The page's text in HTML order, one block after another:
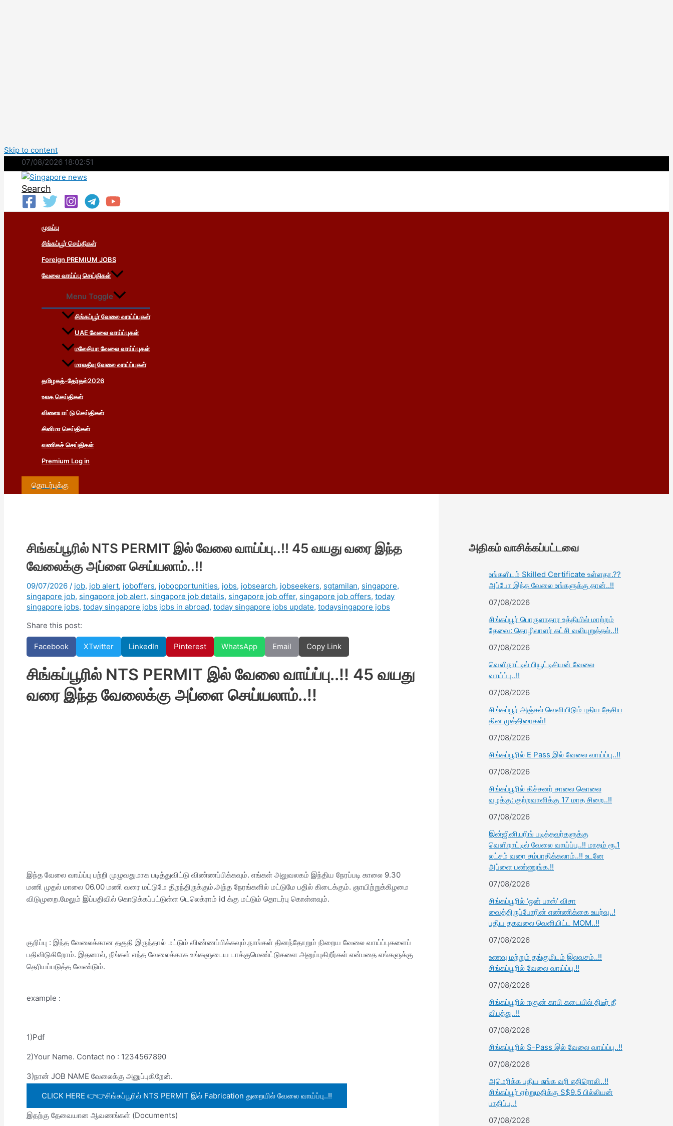
Skip to content
07/08/2026 18:02:52
Search
முகப்பு
சிங்கப்பூர் செய்திகள்
Foreign PREMIUM JOBS
வேலை வாய்ப்பு செய்திகள்
Menu Toggle
சிங்கப்பூர் வேலை வாய்ப்புகள்
UAE வேலை வாய்ப்புகள்
மலேசியா வேலை வாய்ப்புகள்
மாலதீவு வேலை வாய்ப்புகள்
தமிழகத்-தேர்தல்2026
உலக செய்திகள்
விளையாட்டு செய்திகள்
சினிமா செய்திகள்
வணிகச் செய்திகள்
Premium Log in
தொடர்புக்கு
சிங்கப்பூரில் NTS PERMIT இல் வேலை வாய்ப்பு..!! 45 வயது வரை இந்த
வேலைக்கு அப்ளை செய்யலாம்..!!
09/07/2026 / job, job alert, joboffers, jobopportunities, jobs, jobsearch, jobseekers, sgtamilan, singapore,
singapore job, singapore job alert, singapore job details, singapore job offer, singapore job offers, today
singapore jobs, today singapore jobs jobs in abroad, today singapore jobs update, todaysingapore jobs
Share this post:
Facebook XTwitter LinkedIn Pinterest WhatsApp Email Copy Link
சிங்கப்பூரில் NTS PERMIT இல் வேலை வாய்ப்பு..!! 45 வயது
வரை இந்த வேலைக்கு அப்ளை செய்யலாம்..!!
இந்த வேலை வாய்ப்பு பற்றி முழுவதுமாக படித்துவிட்டு விண்ணப்பிக்கவும். எங்கள் அலுவலகம் இந்திய நேரப்படி காலை 9.30
மணி முதல் மாலை 06.00 மணி வரை மட்டுமே திறந்திருக்கும்.அந்த நேரங்களில் மட்டுமே பதில் கிடைக்கும். ஞாயிற்றுக்கிழமை
விடுமுறை.மேலும் இப்பதிவில் கொடுக்கப்பட்டுள்ள டெலெக்ராம் id க்கு மட்டும் தொடர்பு கொள்ளவும்.
குறிப்பு : இந்த வேலைக்கான தகுதி இருந்தால் மட்டும் விண்ணப்பிக்கவும்.நாங்கள் தினந்தோறும் நிறைய வேலை வாய்ப்புகளைப்
பதிவிடுகிறோம். இதனால், நீங்கள் எந்த வேலைக்காக உங்களுடைய டாக்குமெண்ட்டுகளை அனுப்புகிறீர்கள் என்பதை எங்களுக்கு
தெரியப்படுத்த வேண்டும்.
example :
1)Pdf
2)Your Name. Contact no : 1234567890
3)நான் JOB NAME வேலைக்கு அனுப்புகிறேன்.
CLICK HERE 👉👉சிங்கப்பூரில் NTS PERMIT இல் Fabrication துறையில் வேலை வாய்ப்பு..!!
இதற்கு தேவையான ஆவணங்கள் (Documents)
அதிகம் வாசிக்கப்பட்டவை
உங்களிடம் Skilled Certificate உள்ளதா.??
அப்போ இந்த வேலை உங்களுக்கு தான்..!!
07/08/2026
சிங்கப்பூர் பொருளாதார உத்தியில் மாற்றம்
தேவை: தொழிலாளர் கட்சி வலியுறுத்தல்..!!
07/08/2026
வெளிநாட்டில் பியூட்டிசியன் வேலை
வாய்ப்பு..!!
07/08/2026
சிங்கப்பூர் அஞ்சல் வெளியிடும் புதிய தேசிய
தின முத்திரைகள்!
07/08/2026
சிங்கப்பூரில் E Pass இல் வேலை வாய்ப்பு..!!
07/08/2026
சிங்கப்பூரில் கிச்சனர் சாலை கொலை
வழக்கு: குற்றவாளிக்கு 17 மாத சிறை..!!
07/08/2026
இன்ஜினியரிங் படித்தவர்களுக்கு
வெளிநாட்டில் வேலை வாய்ப்பு..!! மாதம் ரூ.1
லட்சம் வரை சம்பாதிக்கலாம்..!! உடனே
அப்ளை பண்ணுங்க.!!
07/08/2026
சிங்கப்பூரில் ‘ஒன் பாஸ்’ விசா
வைத்திருப்போரின் எண்ணிக்கை உயர்வு..!
புதிய தகவலை வெளியிட்ட MOM..!!
07/08/2026
உணவு மற்றும் தங்குமிடம் இலவசம்..!!
சிங்கப்பூரில் வேலை வாய்ப்பு.!!
07/08/2026
சிங்கப்பூரில் ஈசூன் காபி கடையில் திடீர் தீ
விபத்து..!!
07/08/2026
சிங்கப்பூரில் S-Pass இல் வேலை வாய்ப்பு..!!
07/08/2026
அமெரிக்க புதிய சுங்க வரி எதிரொலி..!!
சிங்கப்பூர் ஏற்றுமதிக்கு S$9.5 பில்லியன்
பாதிப்பு..!
07/08/2026